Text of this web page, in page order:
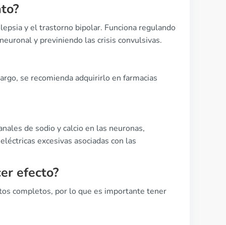
y el trastorno bipolar. Funciona regulando
y previniendo las crisis convulsivas.
se recomienda adquirirlo en farmacias
de sodio y calcio en las neuronas,
excesivas asociadas con las
efecto?
completos, por lo que es importante tener